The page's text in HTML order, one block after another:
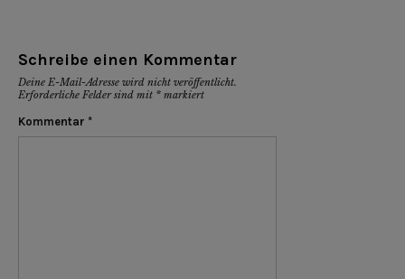
Schreibe einen Kommentar
Deine E-Mail-Adresse wird nicht veröffentlicht.
Erforderliche Felder sind mit * markiert
Kommentar *